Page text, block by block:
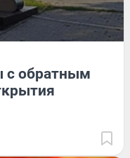
с обратным